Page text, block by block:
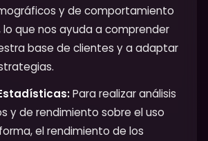
y de comportamiento
lo que nos ayuda a comprender
base de clientes y a adaptar
Para realizar análisis
y de rendimiento sobre el uso
el rendimiento de los